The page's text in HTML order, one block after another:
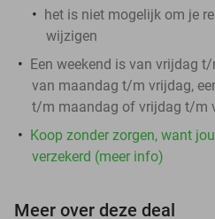
het is niet mogelijk om je
wijzigen
Een weekend is van vrijdag
van maandag t/m vrijdag,
t/m maandag of vrijdag t/m
Koop zonder zorgen, want
verzekerd (meer info)
Meer over deze deal